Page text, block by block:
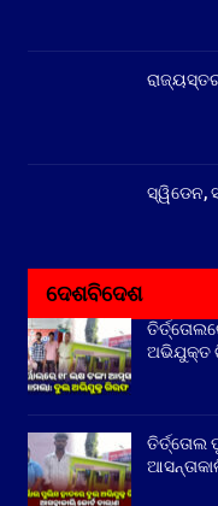
ସ୍ୱିଡେନ,
ଦେଶବିଦେଶ
ଅଭିଯୁକ୍ତ
ତିର୍ତ୍ତୋଲ